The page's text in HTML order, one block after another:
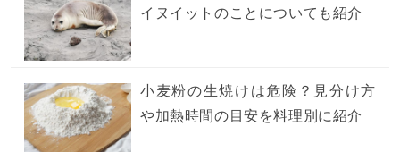
イヌイットのことについても紹介
小麦粉の生焼けは危険？見分け方
や加熱時間の目安を料理別に紹介